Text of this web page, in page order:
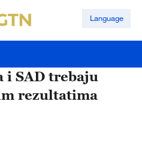
Language
i SAD trebaju
rezultatima